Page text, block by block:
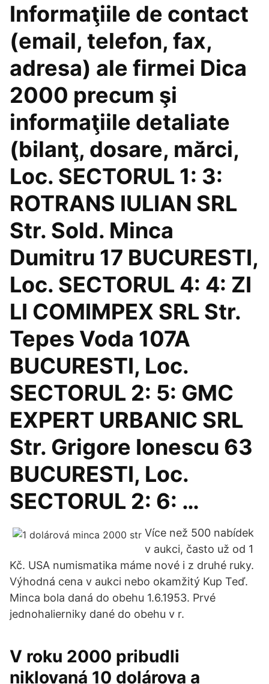
Informaţiile de contact
(email, telefon, fax,
adresa) ale firmei Dica
2000 precum şi
informaţiile detaliate
(bilanţ, dosare, mărci,
Loc. SECTORUL 1: 3:
ROTRANS IULIAN SRL
Str. Sold. Minca
Dumitru 17 BUCURESTI,
Loc. SECTORUL 4: 4: ZI
LI COMIMPEX SRL Str.
Tepes Voda 107A
BUCURESTI, Loc.
SECTORUL 2: 5: GMC
EXPERT URBANIC SRL
Str. Grigore Ionescu 63
BUCURESTI, Loc.
SECTORUL 2: 6: …
Více než 500 nabídek
v aukci, často už od 1
Kč. USA numismatika máme nové i z druhé ruky.
Výhodná cena v aukci nebo okamžitý Kup Teď.
Minca bola daná do obehu 1.6.1953. Prvé
jednohalierniky dané do obehu v r.
V roku 2000 pribudli
niklovaná 10 dolárova a